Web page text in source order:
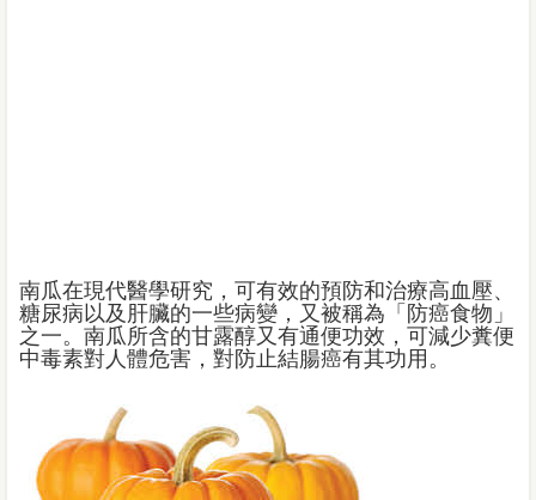
南瓜在現代醫學研究，可有效的預防和治療高血壓、
糖尿病以及肝臟的一些病變，又被稱為「防癌食物」
之一。南瓜所含的甘露醇又有通便功效，可減少糞便
中毒素對人體危害，對防止結腸癌有其功用。